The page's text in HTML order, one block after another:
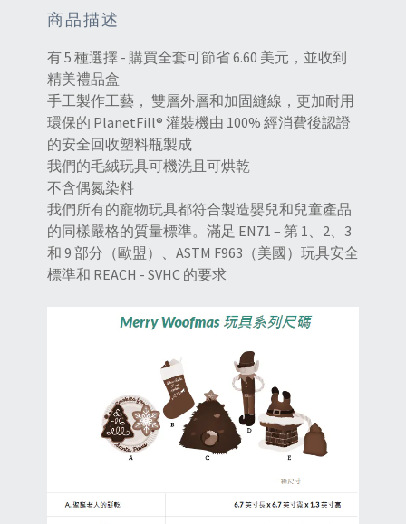
商品描述
有 5 種選擇 - 購買全套可節省 6.60 美元，並收到
精美禮品盒
手工製作工藝， 雙層外層和加固縫線，更加耐用
環保的 PlanetFill® 灌裝機由 100% 經消費後認證
的安全回收塑料瓶製成
我們的毛絨玩具可機洗且可烘乾
不含偶氮染料
我們所有的寵物玩具都符合製造嬰兒和兒童產品
的同樣嚴格的質量標準。滿足 EN71 – 第 1、2、3
和 9 部分（歐盟）、ASTM F963（美國）玩具安全
標準和 REACH - SVHC 的要求